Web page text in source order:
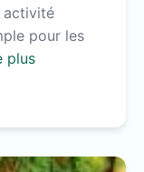
activité
pour les
plus